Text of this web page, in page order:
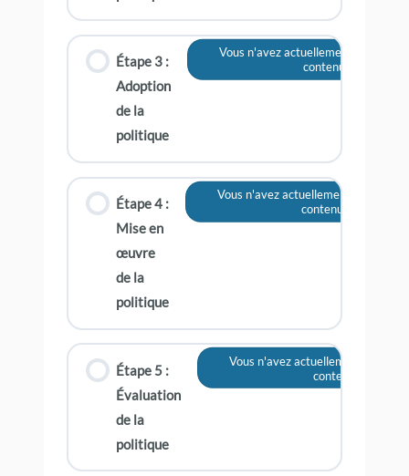
Étape 3 :
Adoption
de la
politique
Vous n'avez actuellement pas accès
contenu
Étape 4 :
Mise en
œuvre
de la
politique
Vous n'avez actuellement pas accès
contenu
Étape 5 :
Évaluation
de la
politique
Vous n'avez actuellement pas
contenu